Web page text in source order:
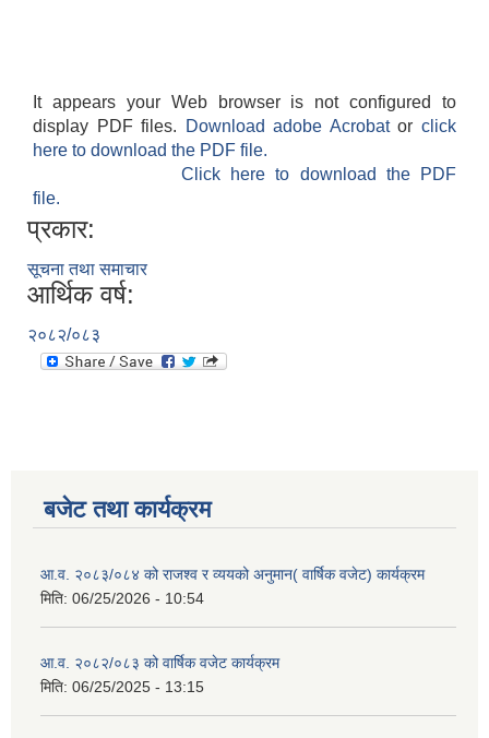
It appears your Web browser is not configured to
display PDF files.
Download adobe Acrobatorclick
here to download the PDF file.
Click here to download the PDF
file.
प्रकार:
सूचना तथा समाचार
आर्थिक वर्ष:
२०८२/०८३
बजेट तथा कार्यक्रम
आ.व. २०८३/०८४ को राजश्व र व्ययको अनुमान( वार्षिक वजेट) कार्यक्रम
मिति: 06/25/2026 - 10:54
आ.व. २०८२/०८३ को वार्षिक वजेट कार्यक्रम
मिति: 06/25/2025 - 13:15